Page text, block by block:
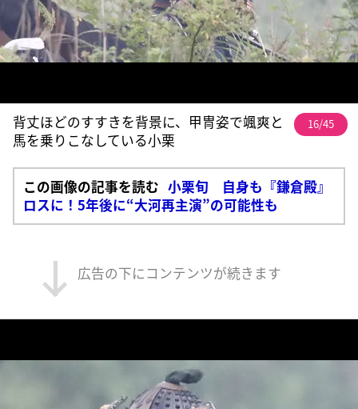
背丈ほどのすすきを背景に、甲冑姿で颯爽と
馬を乗りこなしている小栗
16/45
この画像の記事を読む 小栗旬 自身も『鎌倉殿』
ロスに！5年後に“大河再主演”の可能性も
広告の下にコンテンツが続きます